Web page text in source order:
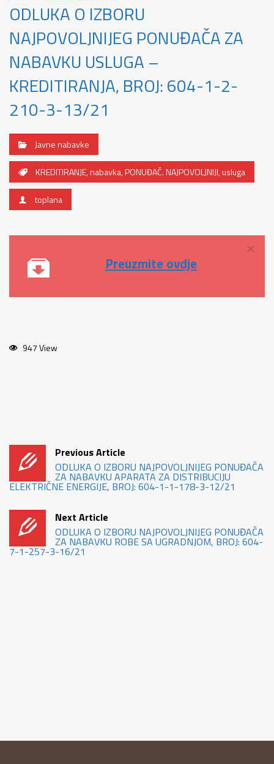
ODLUKA O IZBORU
NAJPOVOLJNIJEG PONUĐAČA ZA
NABAVKU USLUGA –
KREDITIRANJA, BROJ: 604-1-2-
210-3-13/21
Javne nabavke
KREDITIRANJE,nabavka,PONUĐAČ. NAJPOVOLJNIJI,usluga
toplana
Preuzmite ovdje
×
947 View
Previous Article
ODLUKA O IZBORU NAJPOVOLJNIJEG PONUĐAČA
ZA NABAVKU APARATA ZA DISTRIBUCIJU
ELEKTRIČNE ENERGIJE, BROJ: 604-1-1-178-3-12/21
Next Article
ODLUKA O IZBORU NAJPOVOLJNIJEG PONUĐAČA
ZA NABAVKU ROBE SA UGRADNJOM, BROJ: 604-
7-1-257-3-16/21